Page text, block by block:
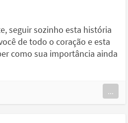
seguir sozinho esta história
de todo o coração e esta
como sua importância ainda
...